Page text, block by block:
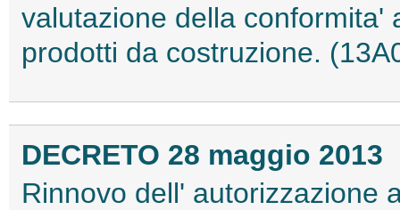
valutazione della conformita'
prodotti da costruzione.
DECRETO 28 maggio 2013
Rinnovo dell' autorizzazione